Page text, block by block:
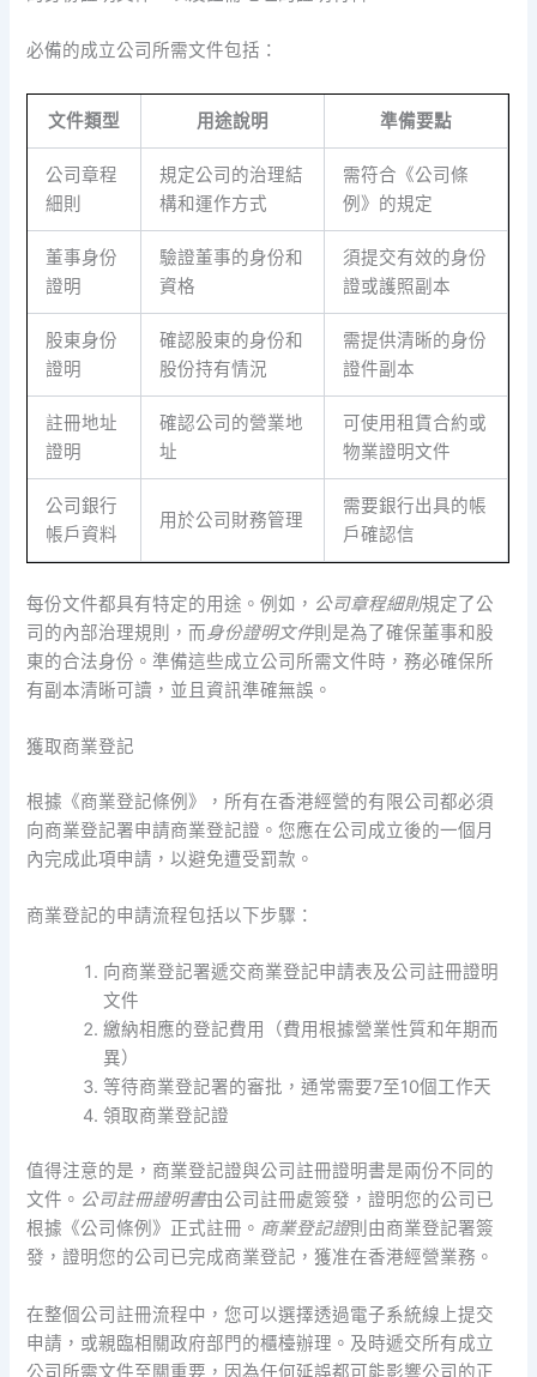
必備的成立公司所需文件包括：
文件類型 用途說明 準備要點
公司章程
細則
規定公司的治理結
構和運作方式
需符合《公司條
例》的規定
董事身份
證明
驗證董事的身份和
資格
須提交有效的身份
證或護照副本
股東身份
證明
確認股東的身份和
股份持有情況
需提供清晰的身份
證件副本
註冊地址
證明
確認公司的營業地
址
可使用租賃合約或
物業證明文件
公司銀行
帳戶資料
用於公司財務管理
需要銀行出具的帳
戶確認信
每份文件都具有特定的用途。例如， 公司章程細則規定了公
司的內部治理規則，而身份證明文件則是為了確保董事和股
東的合法身份。準備這些成立公司所需文件時，務必確保所
有副本清晰可讀，並且資訊準確無誤。
獲取商業登記
根據《商業登記條例》，所有在香港經營的有限公司都必須
向商業登記署申請商業登記證。您應在公司成立後的一個月
內完成此項申請，以避免遭受罰款。
商業登記的申請流程包括以下步驟：
向商業登記署遞交商業登記申請表及公司註冊證明
文件
繳納相應的登記費用（費用根據營業性質和年期而
異）
等待商業登記署的審批，通常需要7至10個工作天
領取商業登記證
值得注意的是，商業登記證與公司註冊證明書是兩份不同的
文件。 公司註冊證明書由公司註冊處簽發，證明您的公司已
根據《公司條例》正式註冊。 商業登記證則由商業登記署簽
發，證明您的公司已完成商業登記，獲准在香港經營業務。
在整個公司註冊流程中，您可以選擇透過電子系統線上提交
申請，或親臨相關政府部門的櫃檯辦理。及時遞交所有成立
公司所需文件至關重要，因為任何延誤都可能影響公司的正